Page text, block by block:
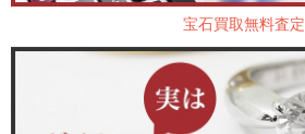
宝石買取無料査定